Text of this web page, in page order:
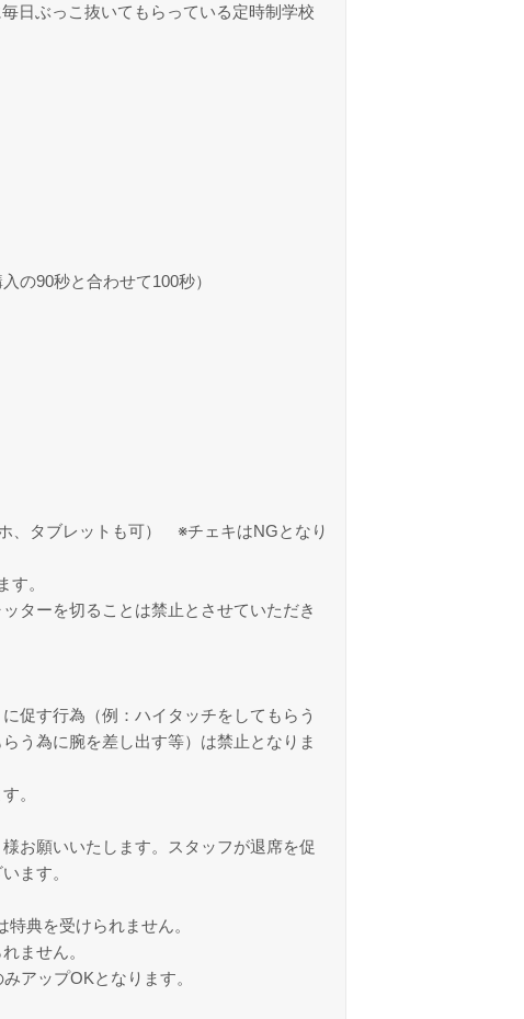
日ぶっこ抜いてもらっている定時制学校
の90秒と合わせて100秒）
、タブレットも可） ※チェキはNGとなり
。
ターを切ることは禁止とさせていただき
促す行為（例：ハイタッチをしてもらう
う為に腕を差し出す等）は禁止となりま
。
お願いいたします。スタッフが退席を促
ます。
典を受けられません。
ません。
アップOKとなります。